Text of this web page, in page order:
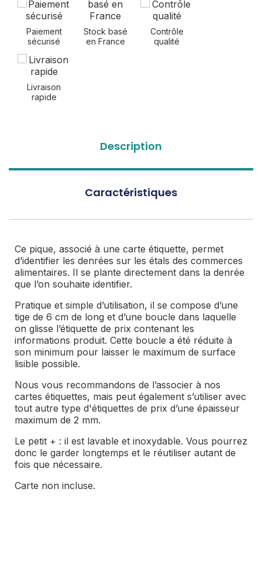
Paiement
sécurisé
Stock basé
en France
Contrôle
qualité
Livraison
rapide
Description
Caractéristiques
Ce pique, associé à une carte étiquette, permet
d’identifier les denrées sur les étals des commerces
alimentaires. Il se plante directement dans la denrée
que l’on souhaite identifier.
Pratique et simple d’utilisation, il se compose d’une
tige de 6 cm de long et d’une boucle dans laquelle
on glisse l’étiquette de prix contenant les
informations produit. Cette boucle a été réduite à
son minimum pour laisser le maximum de surface
lisible possible.
Nous vous recommandons de l’associer à nos
cartes étiquettes, mais peut également s’utiliser avec
tout autre type d'étiquettes de prix d’une épaisseur
maximum de 2 mm.
Le petit + : il est lavable et inoxydable. Vous pourrez
donc le garder longtemps et le réutiliser autant de
fois que nécessaire.
Carte non incluse.